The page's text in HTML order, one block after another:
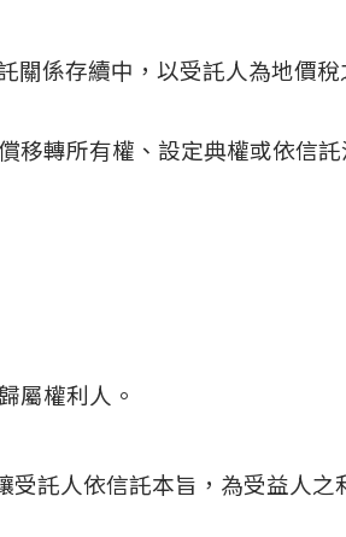
關係存續中，以受託人為地價
移轉所有權、設定典權或依信
屬權利人。
託人依信託本旨，為受益人之